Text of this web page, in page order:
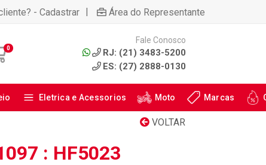
- Cadastrar | Área do Representante
0
Fale Conosco
RJ: (21) 3483-5200
ES: (27) 2888-0130
Eletrica e Acessorios Moto Marcas
VOLTAR
: HF5023